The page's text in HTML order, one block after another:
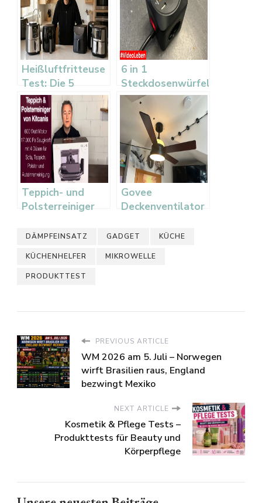
Heißluftfritteuse
Test: Die 5
besten Airfryer im
Vergleich
6 in 1
Steckdosenwürfel
Teppich- und
Polsterreiniger
Düsenaufsätzen
Govee
Deckenventilator
Beleuchtung –
und getestet
DÄMPFEINSATZ GADGET KÜCHE
KÜCHENHELFER MIKROWELLE
PRODUKTTEST
PREVIOUS ARTICLE
WM 2026 am 5. Juli – Norwegen
wirft Brasilien raus, England
bezwingt Mexiko
NEXT ARTICLE
Kosmetik & Pflege Tests –
Produkttests für Beauty und
Körperpflege